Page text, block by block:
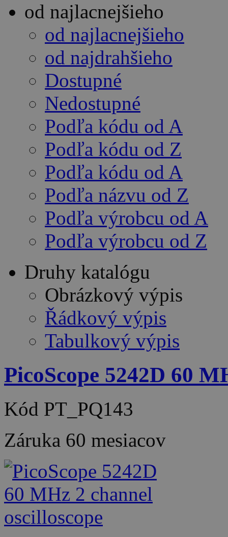
od najlacnejšieho
od najlacnejšieho
od najdrahšieho
Dostupné
Nedostupné
Podľa kódu od A
Podľa kódu od Z
Podľa kódu od A
Podľa názvu od Z
Podľa výrobcu od A
Podľa výrobcu od Z
Druhy katalógu
Obrázkový výpis
Řádkový výpis
Tabulkový výpis
PicoScope 5242D 60
Kód PT_PQ143
Záruka 60 mesiacov